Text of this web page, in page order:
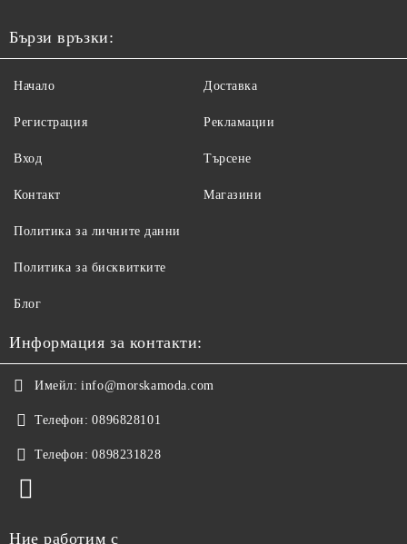
Бързи връзки:
Начало
Регистрация
Вход
Контакт
Доставка
Рекламации
Търсене
Магазини
Политика за личните данни
Политика за бисквитките
Блог
Информация за контакти:
Имейл: info@morskamoda.com
Телефон: 0896828101
Телефон: 0898231828
Ние работим с